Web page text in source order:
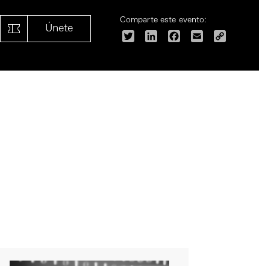
Únete
Comparte este evento:
Twitter LinkedInFacebook
Email